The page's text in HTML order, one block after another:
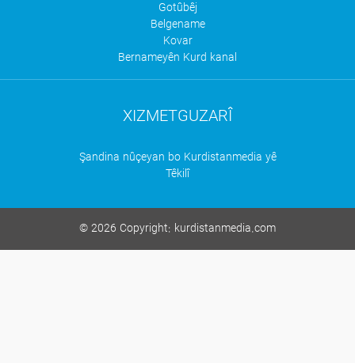
Gotûbêj
Belgename
Kovar
Bernameyên Kurd kanal
XIZMETGUZARÎ
Şandina nûçeyan bo Kurdistanmedia yê
Têkilî
© 2026 Copyright: kurdistanmedia.com